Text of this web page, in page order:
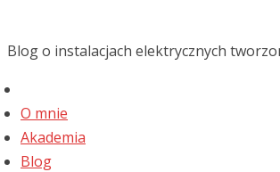
Blog o instalacjach elektrycznych
O mnie
Akademia
Blog